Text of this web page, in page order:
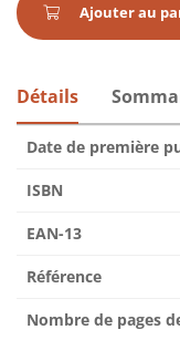
Ajouter au
Détails
Date de première
ISBN
EAN-13
Référence
Nombre de pages